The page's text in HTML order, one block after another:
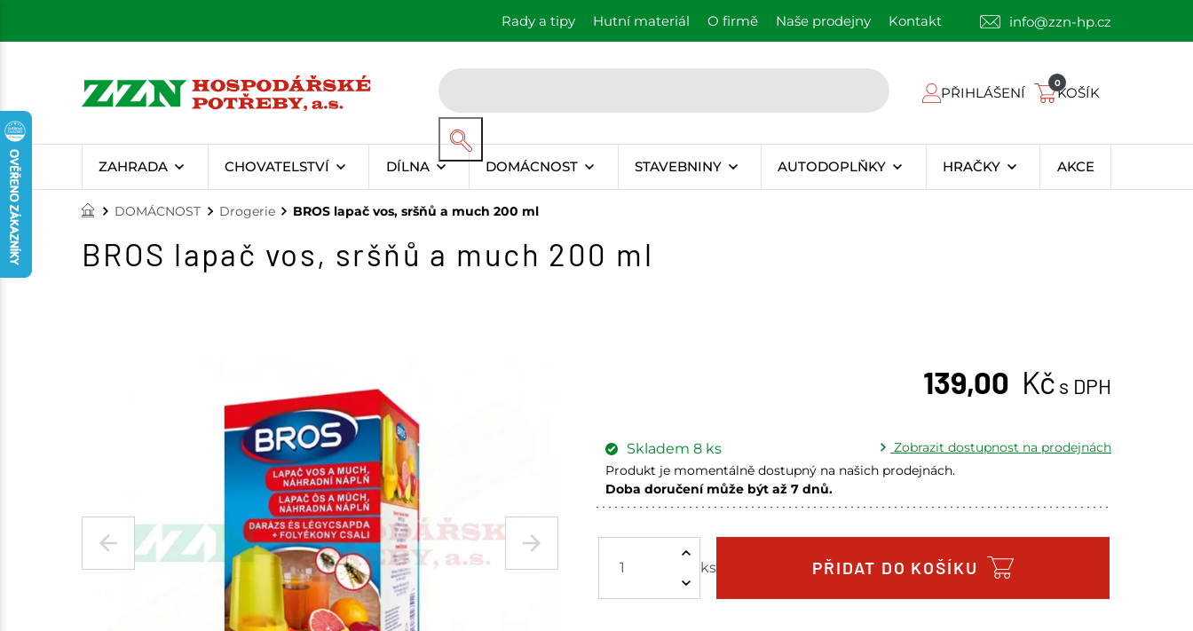
Rady a tipy Hutní materiál O firmě Naše prodejny Kontakt info@zzn-hp.cz
PŘIHLÁŠENÍ
0
KOŠÍK
ZAHRADA CHOVATELSTVÍ DÍLNA DOMÁCNOST STAVEBNINY AUTODOPLŇKY HRAČKY AKCE
DOMÁCNOST Drogerie BROS lapač vos, sršňů a much 200 ml
BROS lapač vos, sršňů a much 200 ml
139,00 Kč s DPH
ks PŘIDAT DO KOŠÍKU
Skladem 8 ks
Zobrazit dostupnost na prodejnách
Produkt je momentálně dostupný na našich prodejnách.
Doba doručení může být až 7 dnů.
Skladem na prodejně - doručení do 7 dnů